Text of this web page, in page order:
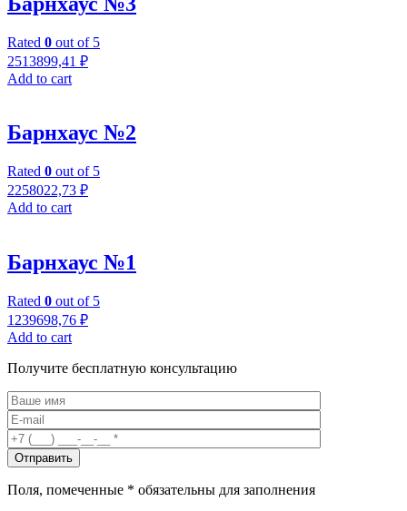
Rated 0 out of 5
2513899,41 ₽
Add to cart
Барнхаус №2
Rated 0 out of 5
2258022,73 ₽
Add to cart
Барнхаус №1
Rated 0 out of 5
1239698,76 ₽
Add to cart
Получите бесплатную консультацию
Поля, помеченные * обязательны для заполнения